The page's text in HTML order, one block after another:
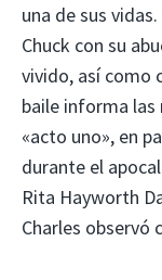
una de sus
Chuck con su
vivido, así como
baile informa
«acto uno», en
durante el
Rita Hayworth
Charles observó